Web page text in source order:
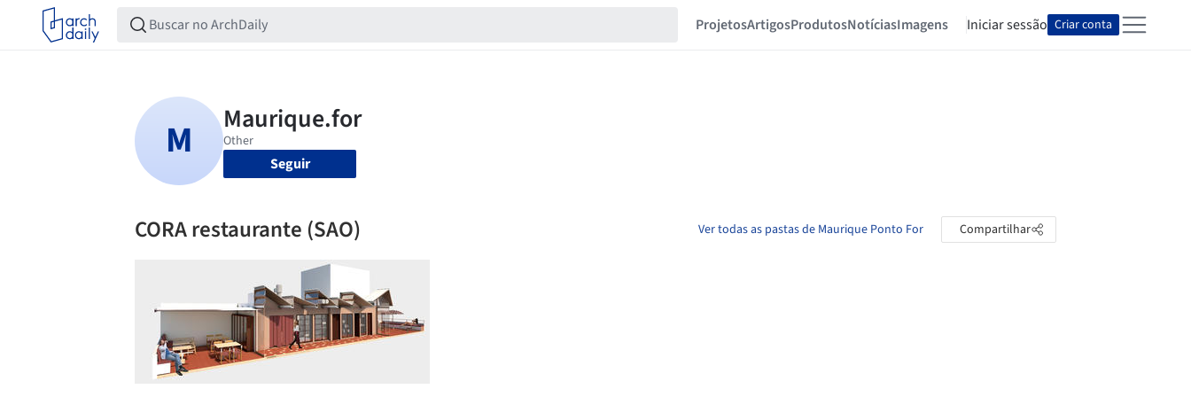
ProjetosArtigosProdutosNotíciasImagens Iniciar sessão Criar conta
Seguir
CORA restaurante (SAO) Ver todas as pastas de Maurique Ponto For Compartilhar